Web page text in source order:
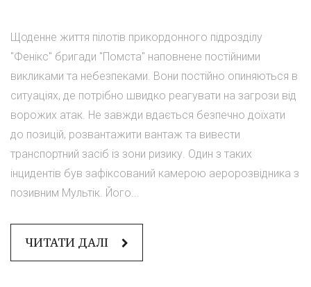
Щоденне життя пілотів прикордонного підрозділу
"Фенікс" бригади "Помста" наповнене постійними
викликами та небезпеками. Вони постійно опиняються в
ситуаціях, де потрібно швидко реагувати на загрози від
ворожих атак. Не завжди вдається безпечно доїхати
до позицій, розвантажити вантаж та вивести
транспортний засіб із зони ризику. Один з таких
інцидентів був зафіксований камерою аеророзвідника з
позивним Мультік. Його...
ЧИТАТИ ДАЛІ